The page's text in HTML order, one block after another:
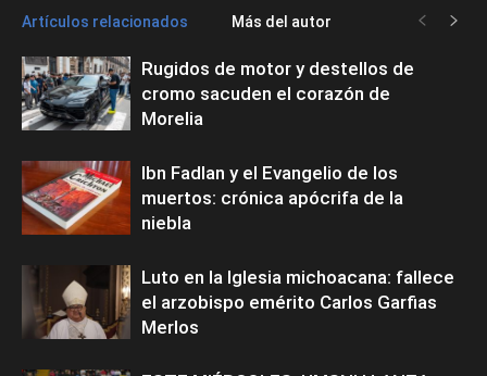
Artículos relacionados Más del autor
Rugidos de motor y destellos de
cromo sacuden el corazón de
Morelia
Ibn Fadlan y el Evangelio de los
muertos: crónica apócrifa de la
niebla
Luto en la Iglesia michoacana: fallece
el arzobispo emérito Carlos Garfias
Merlos